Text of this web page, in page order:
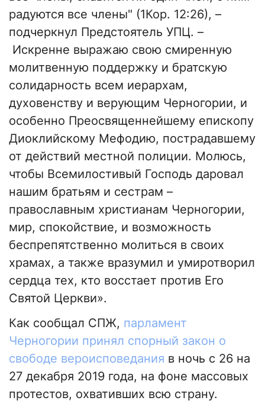
радуются все члены" (1Кор. 12:26), –
подчеркнул Предстоятель УПЦ. –
Искренне выражаю свою смиренную
молитвенную поддержку и братскую
солидарность всем иерархам,
духовенству и верующим Черногории, и
особенно Преосвященнейшему епископу
Диоклийскому Мефодию, пострадавшему
от действий местной полиции. Молюсь,
чтобы Всемилостивый Господь даровал
нашим братьям и сестрам –
православным христианам Черногории,
мир, спокойствие, и возможность
беспрепятственно молиться в своих
храмах, а также вразумил и умиротворил
сердца тех, кто восстает против Его
Святой Церкви».
Как сообщал СПЖ, парламент
Черногории принял спорный закон о
свободе вероисповедания в ночь с 26 на
27 декабря 2019 года, на фоне массовых
протестов, охвативших всю страну.